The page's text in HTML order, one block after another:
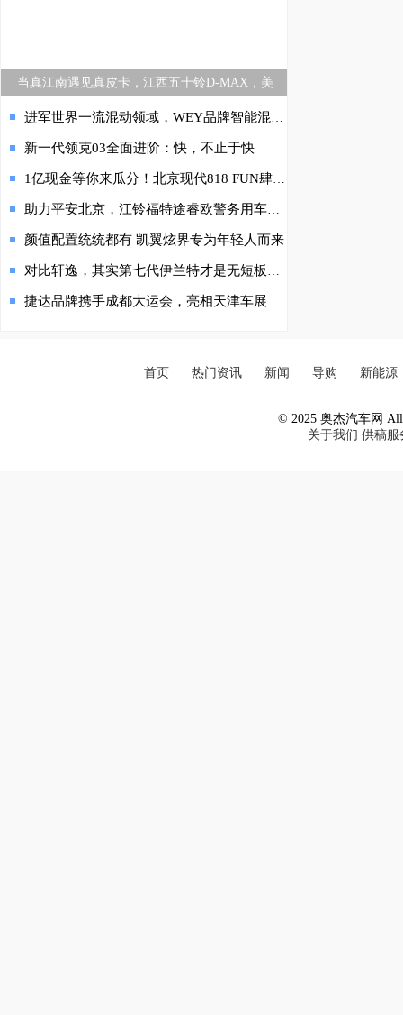
当真江南遇见真皮卡，江西五十铃D-MAX，美
进军世界一流混动领域，WEY品牌智能混动DHT技术开创新局面
新一代领克03全面进阶：快，不止于快
1亿现金等你来瓜分！北京现代818 FUN肆嗨购节正式开启
助力平安北京，江铃福特途睿欧警务用车正式交付北京市公安局
颜值配置统统都有 凯翼炫界专为年轻人而来
对比轩逸，其实第七代伊兰特才是无短板的“木桶王”
捷达品牌携手成都大运会，亮相天津车展
首页 热门资讯 新闻 导购 新能源
© 2025 奥杰汽车网 All
关于我们 供稿服